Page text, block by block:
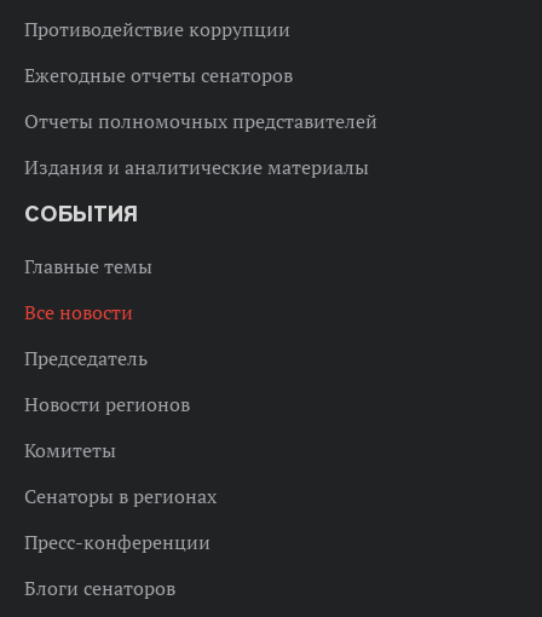
Противодействие коррупции
Ежегодные отчеты сенаторов
Отчеты полномочных представителей
Издания и аналитические материалы
СОБЫТИЯ
Главные темы
Все новости
Председатель
Новости регионов
Комитеты
Сенаторы в регионах
Пресс-конференции
Блоги сенаторов